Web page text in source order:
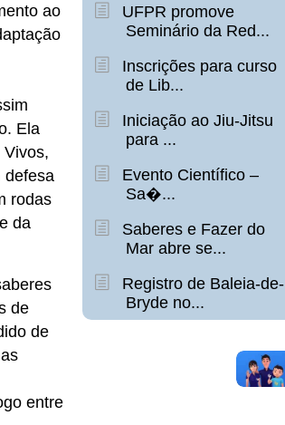
ao
Ela
Vivos,
defesa
rodas
da
de
de
entre
UFPR promove
Seminário da Red...
Inscrições para curso
de Lib...
Iniciação ao Jiu-Jitsu
para ...
Evento Científico –
Sa�...
Saberes e Fazer do
Mar abre se...
Registro de Baleia-de-
Bryde no...